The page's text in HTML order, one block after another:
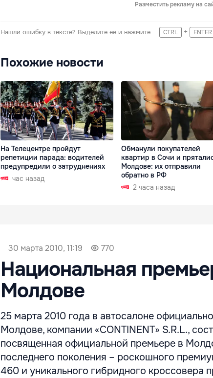
Разместить рекламу на
Нашли ошибку в тексте? Выделите ее и нажмите CTRL + ENTER
Похожие новости
На Телецентре пройдут
репетиции парада: водителей
предупредили о затруднениях
час назад
Обманули покупателей
квартир в Сочи и
Молдове: их отправили
обратно в РФ
2 часа назад
30 марта 2010, 11:19 770
Национальная
Молдове
25 марта 2010 года в автосалоне
Молдове, компании «CONTINENT» S.R.L.,
посвященная официальной премьере в
последнего поколения – роскошного
460 и уникального гибридного кроссовера